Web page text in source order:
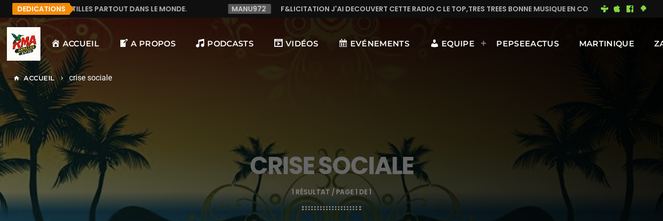
DEDICATIONS
PARTOUT DANS LE MONDE. MANU972 F&LICITATION J'AI DECOUVERT CETTE RADIO C LE TOP,TRES TREES BONNE MUSIQUE EN CONTINUE MIMI DU 93 BONNE
ACCUEIL A PROPOS PODCASTS VIDÉOS EVÉNEMENTS EQUIPE PEPSEEACTUS MARTINIQUE
home ACCUEIL keyboard_arrow_right crise sociale
CRISE SOCIALE
1 RÉSULTAT / PAGE 1 DE 1